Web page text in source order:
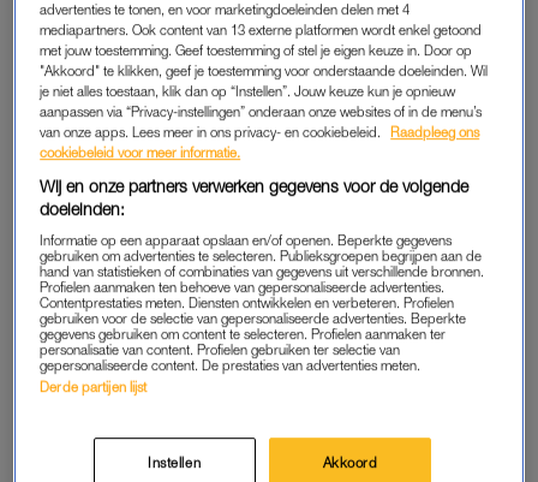
Tegelijkertijd slaapt de zanger een stuk minder goed. “Ik heb
een maand lang geen slaap gehad”, vertelt Nolet in de
talkshow van Johnny de Mol. Desalniettemin voelt de 33-jarige
muzikant zich “the happiest dad alive“. Ondertussen maakt de
zanger zich klaar voor de optredens die voor de deur staan.
“Hoe heb je kinderen en doe je er nog dingen naast? Dat is
toch wel wat anders.”
Precies een maand geleden werden Nolet en zijn vriendin
Caroline ouders van Coco. “Je moeder en vader zijn
onvoorstelbaar gelukkig dat je er bent”, schreef hij toen op
Instagram. Caroline was al moeder van een zoon, Sam, waar
Nolet naar eigen zeggen “bonusvader” van is.
krijgen een kindje'
advertenties te tonen, en voor marketingdoeleinden delen met 4
mediapartners. Ook content van 13 externe platformen wordt enkel getoond
met jouw toestemming. Geef toestemming of stel je eigen keuze in. Door op
"Akkoord" te klikken, geef je toestemming voor onderstaande doeleinden. Wil
je niet alles toestaan, klik dan op “Instellen”. Jouw keuze kun je opnieuw
aanpassen via “Privacy-instellingen” onderaan onze websites of in de menu’s
van onze apps. Lees meer in ons privacy- en cookiebeleid.
Raadpleeg ons
cookiebeleid voor meer informatie.
Wij en onze partners verwerken gegevens voor de volgende
doeleinden:
Informatie op een apparaat opslaan en/of openen. Beperkte gegevens
gebruiken om advertenties te selecteren. Publieksgroepen begrijpen aan de
hand van statistieken of combinaties van gegevens uit verschillende bronnen.
Profielen aanmaken ten behoeve van gepersonaliseerde advertenties.
Contentprestaties meten. Diensten ontwikkelen en verbeteren. Profielen
gebruiken voor de selectie van gepersonaliseerde advertenties. Beperkte
gegevens gebruiken om content te selecteren. Profielen aanmaken ter
personalisatie van content. Profielen gebruiken ter selectie van
gepersonaliseerde content. De prestaties van advertenties meten.
Derde partijen lijst
Instellen Akkoord